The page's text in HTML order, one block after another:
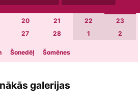
13 14 15
20 21 22
23
27 28 1 2
Šonedēļ Šomēnes
galerijas